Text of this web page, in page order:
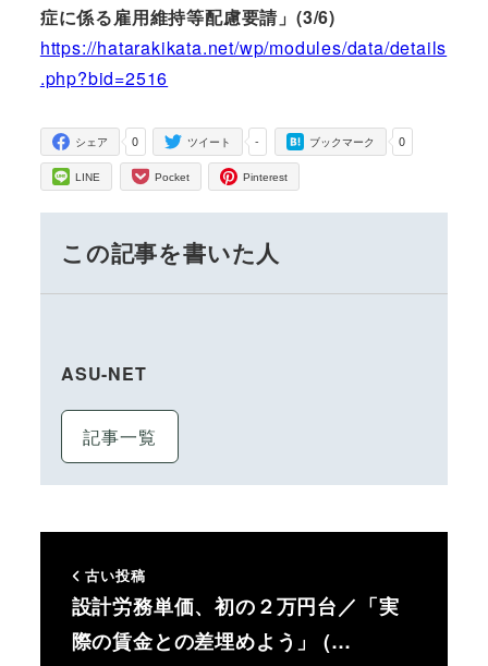
症に係る雇用維持等配慮要請」(3/6)
https://hatarakikata.net/wp/modules/data/details
.php?bid=2516
0
シェア -
ツイート 0
ブックマーク
LINE Pocket Pinterest
この記事を書いた人
ASU-NET
記事一覧
古い投稿
設計労務単価、初の２万円台／「実
際の賃金との差埋めよう」 (…